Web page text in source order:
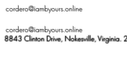
cordero@iambyours.online
cordero@iambyours.online
8843 Clinton Drive, Nokesville, Virginia.